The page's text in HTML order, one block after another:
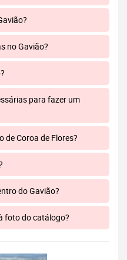
no Gavião?
para fazer um
de Coroa de Flores?
do Gavião?
foto do catálogo?